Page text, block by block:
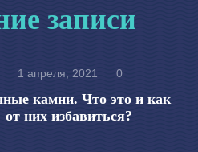
записи
1 апреля, 2021 0
камни. Что это и как
от них избавиться?